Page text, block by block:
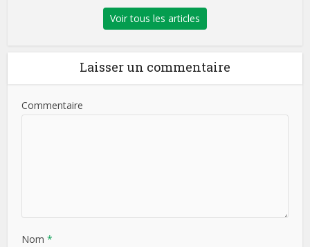
Voir tous les articles
Laisser un commentaire
Commentaire
Nom*